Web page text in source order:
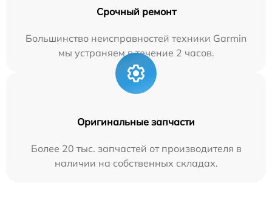
Срочный ремонт
Большинство неисправностей техники Garmin
мы устраняем в течение 2 часов.
Оригинальные запчасти
Более 20 тыс. запчастей от производителя в
наличии на собственных складах.